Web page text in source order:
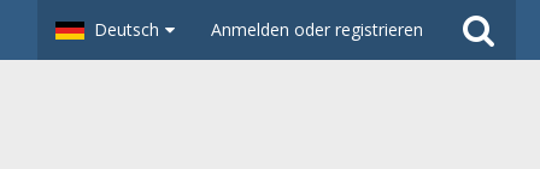
Deutsch Anmelden oder registrieren